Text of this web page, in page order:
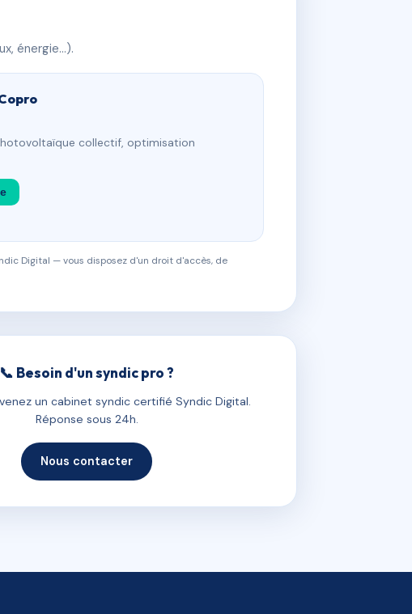
énergie…).
collectif, optimisation
Digital — vous disposez d'un droit d'accès, de
📞 Besoin d'un syndic pro ?
un cabinet syndic certifié Syndic Digital.
Réponse sous 24h.
Nous contacter